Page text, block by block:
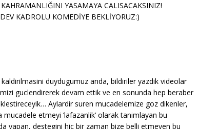
YASAMAYA CALISACAKSINIZ!
KADROLU KOMEDİYE BEKLİYORUZ:)
duydugumuz anda, bildiriler yazdik videolar
guclendirerek devam ettik ve en sonunda hep beraber
Aylardir suren mucadelemize goz dikenler,
etmeyi ‘lafazanlik’ olarak tanimlayan bu
yapan, destegini hic bir zaman bize belli etmeyen bu